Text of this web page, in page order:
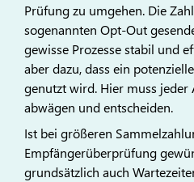
Prüfung zu umgehen. Die
sogenannten Opt-Out
gewisse Prozesse stabil und
aber dazu, dass ein
genutzt wird. Hier muss jeder
abwägen und entscheiden.
Ist bei größeren
Empfängerüberprüfung
grundsätzlich auch